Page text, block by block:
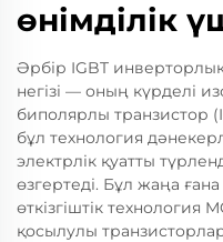
өнімділік
Әрбір IGBT
негізі — оның күрделі
биполярлы транзистор
бұл технология
электрлік қуатты
өзгертеді. Бұл жаңа
өткізгіштік технология
қосылулы